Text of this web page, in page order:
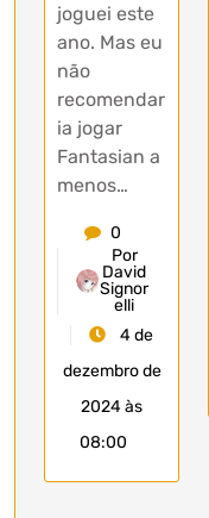
joguei este
ano. Mas eu
não
recomendar
ia jogar
Fantasian a
menos…
0
Por
David
Signor
elli
4 de
dezembro de
2024 às
08:00